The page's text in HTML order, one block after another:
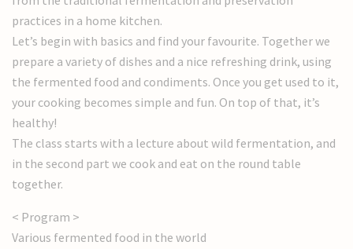
practices in a home kitchen.
Let’s begin with basics and find your favourite. Together we
prepare a variety of dishes and a nice refreshing drink, using
the fermented food and condiments. Once you get used to it,
your cooking becomes simple and fun. On top of that, it’s
healthy!
The class starts with a lecture about wild fermentation, and
in the second part we cook and eat on the round table
together.
< Program >
Various fermented food in the world